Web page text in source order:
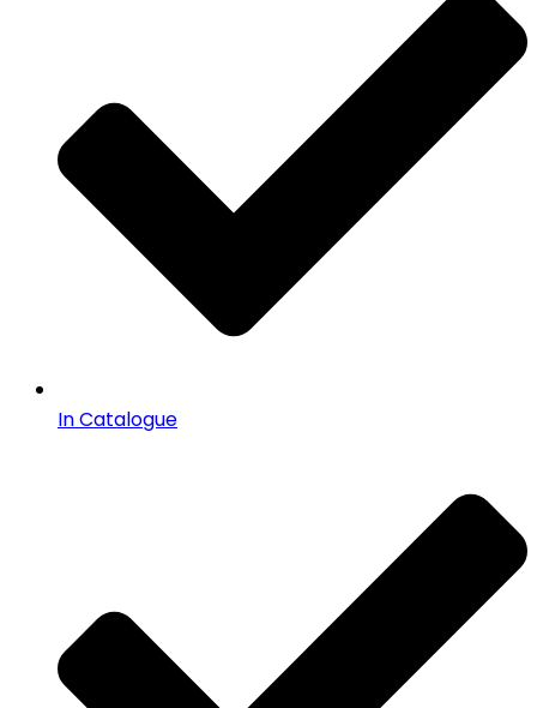
In Catalogue